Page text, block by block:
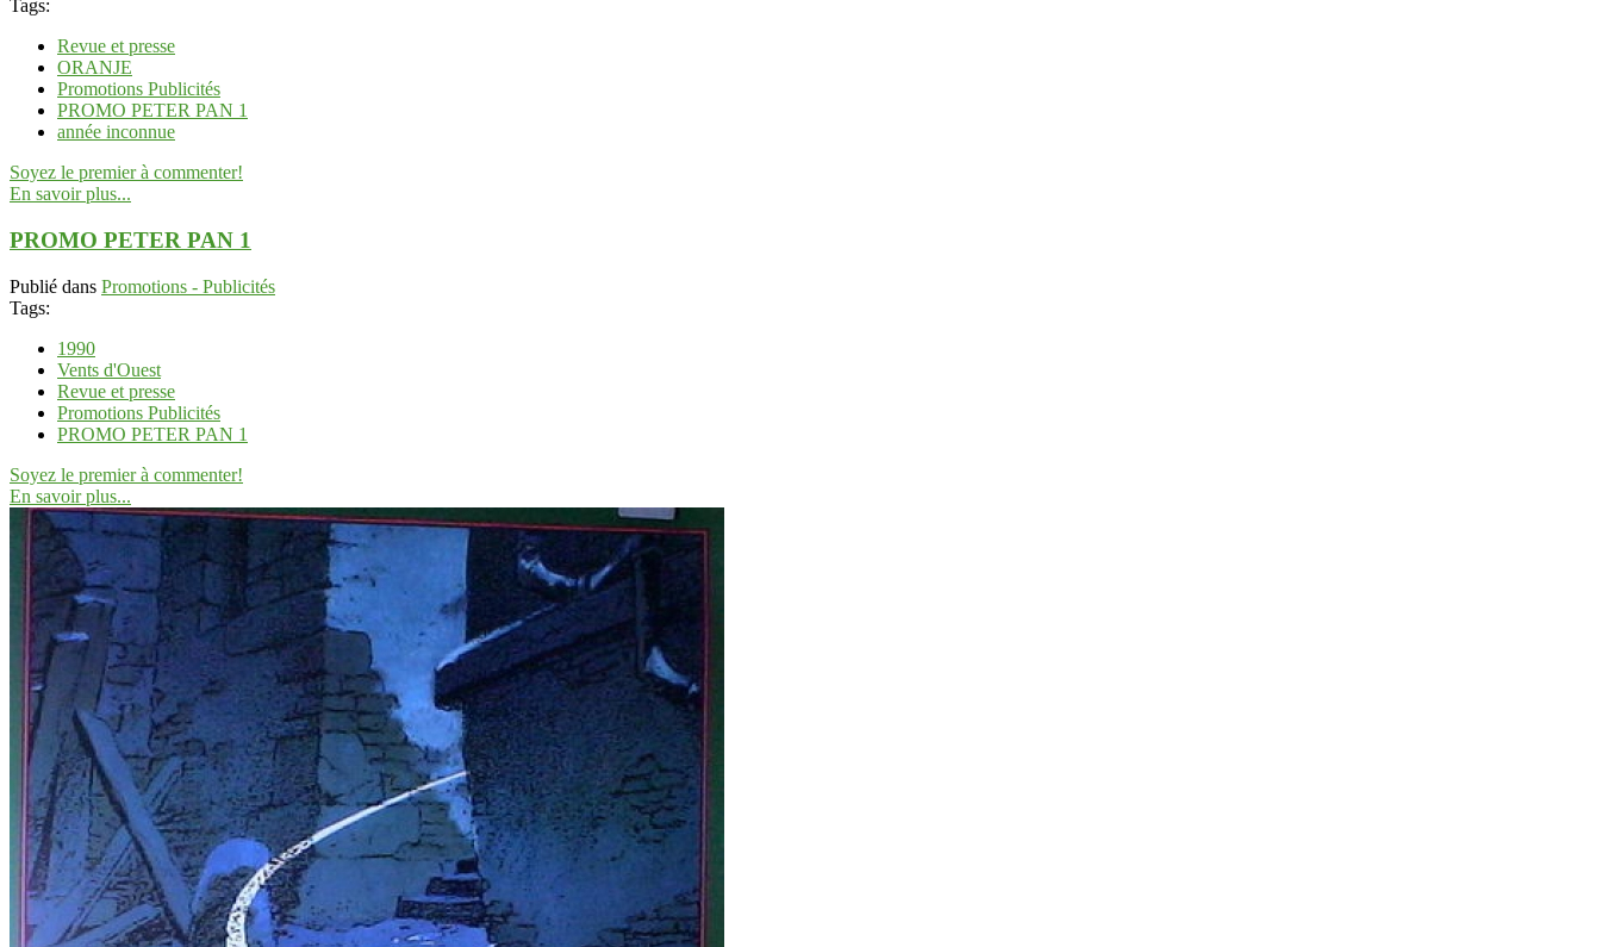
Tags:
Revue et presse
ORANJE
Promotions Publicités
PROMO PETER PAN 1
année inconnue
Soyez le premier à commenter!
En savoir plus...
PROMO PETER PAN 1
Publié dans Promotions - Publicités
Tags:
1990
Vents d'Ouest
Revue et presse
Promotions Publicités
PROMO PETER PAN 1
Soyez le premier à commenter!
En savoir plus...